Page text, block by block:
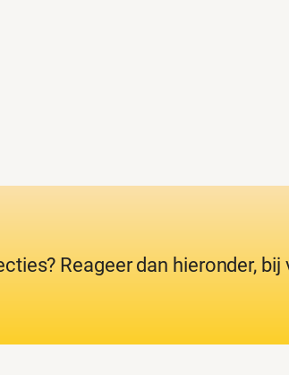
Reageer dan hieronder,